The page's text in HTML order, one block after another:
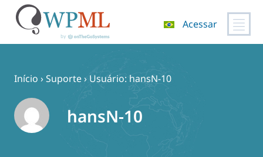
Acessar
Início ›Suporte› Usuário: hansN-10
hansN-10